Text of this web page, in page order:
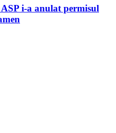
i-a anulat permisul